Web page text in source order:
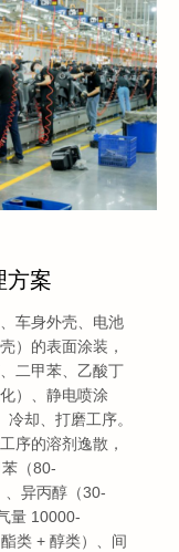
方案
车身外壳、电池
）的表面涂装，
二甲苯、乙酸丁
）、静电喷涂
却、打磨工序。
序的溶剂逸散，
（80-
、异丙醇（30-
量 10000-
类 + 醇类）、间